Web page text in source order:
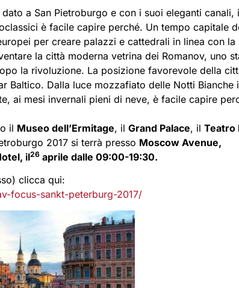
dato a San Pietroburgo e con i suoi eleganti
è facile capire perché. Un tempo capitale
per creare palazzi e cattedrali in linea con
la città moderna vetrina dei Romanov, uno
la rivoluzione. La posizione favorevole della
Baltico. Dalla luce mozzafiato delle Notti
ai mesi invernali pieni di neve, è facile capire
il Museo dell’Ermitage, il Grand Palace, il Teatro
2017 si terrà presso Moscow Avenue,
il26 aprile dalle 09:00-19:30.
clicca qui:
focus-sankt-peterburg-2017/